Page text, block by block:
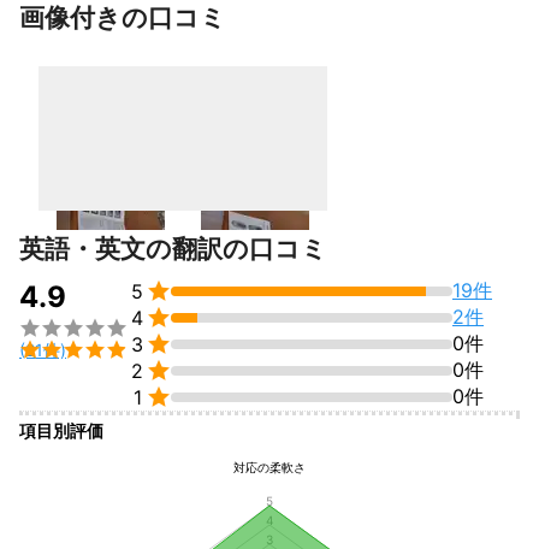
画像付きの口コミ
英語・英文の翻訳の口コミ
4.9


(21件)
5 
19件
4 
2件
3 
0件
2 
0件
1  0件
項目別評価
対応の柔軟さ
3
4
5